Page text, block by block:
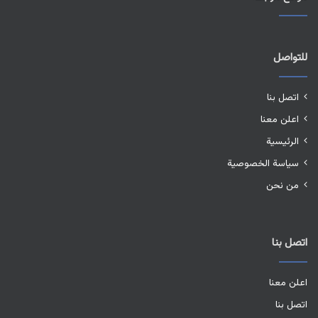
للتواصل
اتصل بنا
اعلن معنا
الرئيسية
سياسة الخصوصية
من نحن
اتصل بنا
اعلن معنا
اتصل بنا